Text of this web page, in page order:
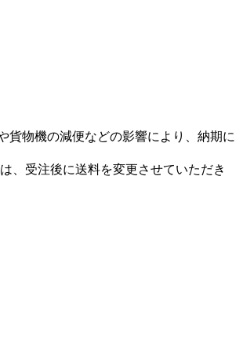
貨物機の減便などの影響により、納期に
、受注後に送料を変更させていただき